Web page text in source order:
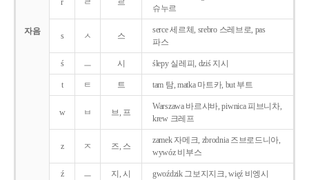
자음
r ㄹ 르
슈누르
s ㅅ 스
serce 세르체, srebro 스레브로, pas
파스
ś ㅡ 시 ślepy 실레피, dziś 지시
t ㅌ 트 tam 탐, matka 마트카, but 부트
w ㅂ 브, 프
Warszawa 바르샤바, piwnica 피브니차,
krew 크레프
z ㅈ 즈, 스
zamek 자메크, zbrodnia 즈브로드니아,
wywóz 비부스
ź ㅡ 지, 시 gwoździk 그보지지크, więź 비엥시